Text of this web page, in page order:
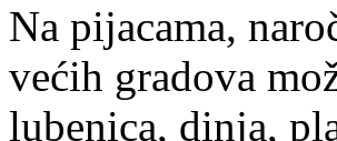
Na pijacama,
većih gradova
lubenica, dinja,